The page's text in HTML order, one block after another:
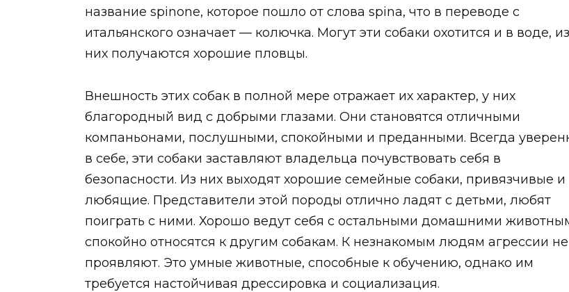
название spinone, которое пошло от слова spina, что в переводе с
итальянского означает — колючка. Могут эти собаки охотится и в воде, из
них получаются хорошие пловцы.
Внешность этих собак в полной мере отражает их характер, у них
благородный вид с добрыми глазами. Они становятся отличными
компаньонами, послушными, спокойными и преданными. Всегда
в себе, эти собаки заставляют владельца почувствовать себя в
безопасности. Из них выходят хорошие семейные собаки, привязчивые и
любящие. Представители этой породы отлично ладят с детьми, любят
поиграть с ними. Хорошо ведут себя с остальными домашними
спокойно относятся к другим собакам. К незнакомым людям агрессии не
проявляют. Это умные животные, способные к обучению, однако им
требуется настойчивая дрессировка и социализация.